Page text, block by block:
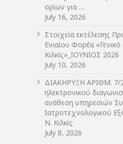
ορίων για …
July 16, 2026
Στοιχεία εκτέλεσης
Ενιαίου Φορέα
Κιλκίς»_ΙΟΥΝΙΟΣ 2026
July 10, 2026
ΔIΑΚΗΡΥΞΗ ΑΡIΘΜ. 7/
ηλεκτρονικού
ανάθεση υπηρεσιών
Ιατροτεχνολογικού
Ν. Κιλκίς
July 8, 2026